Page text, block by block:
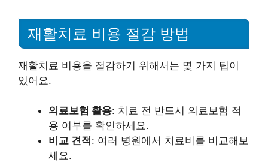
재활치료 비용 절감 방법
재활치료 비용을 절감하기 위해서는 몇 가지 팁이
있어요.
의료보험 활용: 치료 전 반드시 의료보험 적
용 여부를 확인하세요.
비교 견적 : 여러 병원에서 치료비를 비교해보
세요.